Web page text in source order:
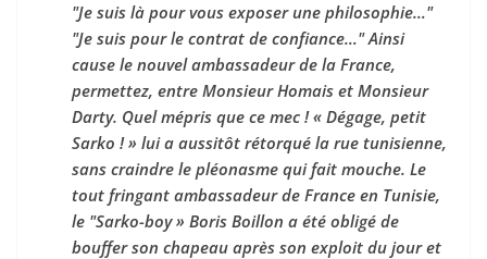
"Je suis là pour vous exposer une philosophie…"
"Je suis pour le contrat de confiance…" Ainsi
cause le nouvel ambassadeur de la France,
permettez, entre Monsieur Homais et Monsieur
Darty. Quel mépris que ce mec ! « Dégage, petit
Sarko ! » lui a aussitôt rétorqué la rue tunisienne,
sans craindre le pléonasme qui fait mouche. Le
tout fringant ambassadeur de France en Tunisie,
le "Sarko-boy » Boris Boillon a été obligé de
bouffer son chapeau après son exploit du jour et